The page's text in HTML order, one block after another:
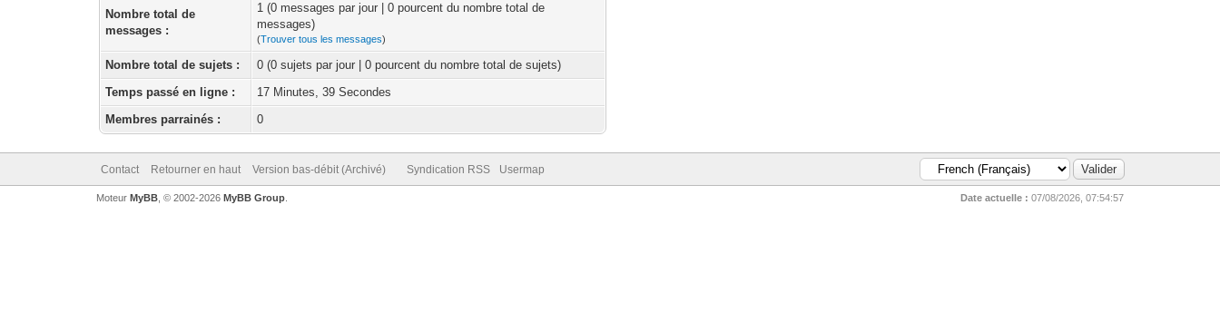
Nombre total de
messages :
1 (0 messages par jour | 0 pourcent du nombre total de
messages)
(Trouver tous les messages)
Nombre total de sujets :
0 (0 sujets par jour | 0 pourcent du nombre total de sujets)
Temps passé en ligne :
17 Minutes, 39 Secondes
Membres parrainés :
0
Contact Retourner en haut Version bas-débit (Archivé) Syndication RSS Usermap
Date actuelle : 07/08/2026, 07:54:57
Moteur MyBB, © 2002-2026 MyBB Group.